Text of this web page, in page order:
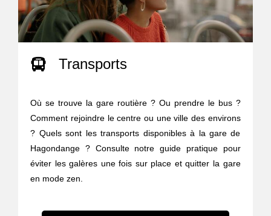
Transports
Où se trouve la gare routière ? Ou prendre le bus ?
Comment rejoindre le centre ou une ville des environs
? Quels sont les transports disponibles à la gare de
Hagondange ? Consulte notre guide pratique pour
éviter les galères une fois sur place et quitter la gare
en mode zen.